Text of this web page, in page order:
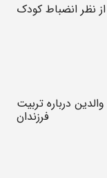
از نظر انضباط کودک
درباره تربیت
فرزندان